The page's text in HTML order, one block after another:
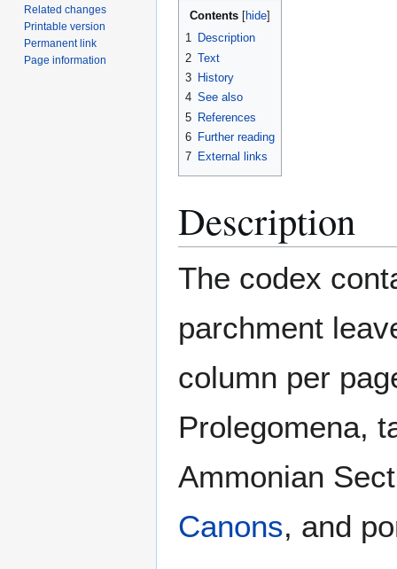
Contents
1 Description
2 Text
3 History
4 See also
5 References
6 Further reading
7 External links
Description
The codex
parchment
column per
Prolegomena,
Ammonian
Canons, and
Related changes
Printable version
Permanent link
Page information